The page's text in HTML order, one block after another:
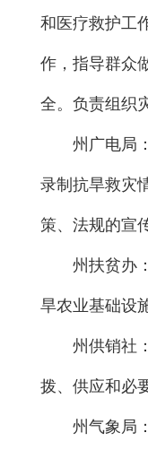
和医疗救护工
作，指导群众
全。负责组织
州广电局：
录制抗旱救灾
策、法规的宣
州扶贫办：
旱农业基础设
州供销社：
拨、供应和必
州气象局：